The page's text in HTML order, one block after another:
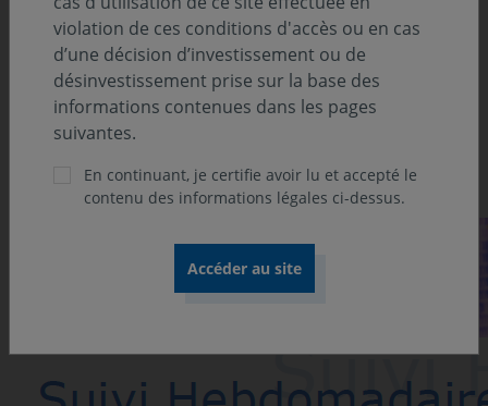
Asie par Louis MARTIN
Focus : Les autorités chinoises renforcent le
soutien budgétaire à l’activité Louis MARTIN
Découvrez notre suivi des marchés
violation de ces conditions d'accès ou en cas
d’une décision d’investissement ou de
désinvestissement prise sur la base des
informations contenues dans les pages
suivantes.
En continuant, je certifie avoir lu et accepté le
contenu des informations légales ci-dessus.